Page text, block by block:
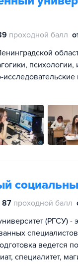
проходной балл
87 проходной балл
(РГСУ)
ведется
специалитет,